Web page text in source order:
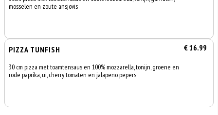
mosselen en zoute ansjovis
PIZZA TUNFISH € 16.99
30 cm pizza met toamtensaus en 100% mozzarella, tonijn, groene en
rode paprika, ui, cherry tomaten en jalapeno pepers